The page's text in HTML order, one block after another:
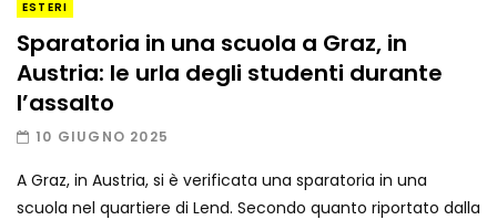
ESTERI
Sparatoria in una scuola a Graz, in
Austria: le urla degli studenti durante
l’assalto
10 GIUGNO 2025
A Graz, in Austria, si è verificata una sparatoria in una
scuola nel quartiere di Lend. Secondo quanto riportato dalla